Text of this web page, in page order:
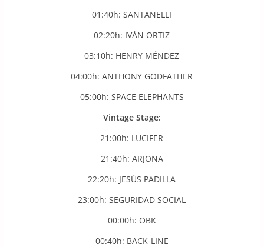
01:40h: SANTANELLI
02:20h: IVÁN ORTIZ
03:10h: HENRY MÉNDEZ
04:00h: ANTHONY GODFATHER
05:00h: SPACE ELEPHANTS
Vintage Stage:
21:00h: LUCIFER
21:40h: ARJONA
22:20h: JESÚS PADILLA
23:00h: SEGURIDAD SOCIAL
00:00h: OBK
00:40h: BACK-LINE